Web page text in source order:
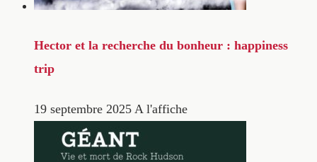
Hector et la recherche du bonheur : happiness
trip
19 septembre 2025 A l'affiche